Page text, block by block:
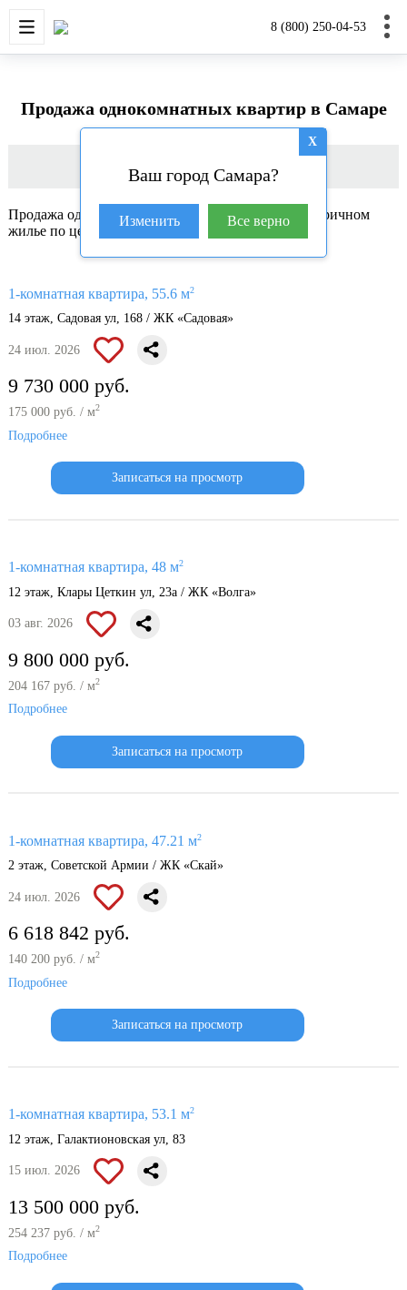
8 (800) 250-04-53
НОВОСТРОЙКИ ДОМА И
X
Ваш город Самара?
Изменить Все верно
Продажа однокомнатных квартир в Самаре
Фильтр
Продажа однокомнатных квартир в Самаре во вторичном
жилье по цене от 2 750 000 руб. до 13 600 000 руб.
1-комнатная квартира, 55.6 м2
14 этаж, Садовая ул, 168 / ЖК «Садовая»
24 июл. 2026
9 730 000 руб.
175 000 руб. / м2
Подробнее
Записаться на просмотр
1-комнатная квартира, 48 м2
12 этаж, Клары Цеткин ул, 23а / ЖК «Волга»
03 авг. 2026
9 800 000 руб.
204 167 руб. / м2
Подробнее
Записаться на просмотр
1-комнатная квартира, 47.21 м2
2 этаж, Советской Армии / ЖК «Скай»
24 июл. 2026
6 618 842 руб.
140 200 руб. / м2
Подробнее
Записаться на просмотр
1-комнатная квартира, 53.1 м2
12 этаж, Галактионовская ул, 83
15 июл. 2026
13 500 000 руб.
254 237 руб. / м2
Подробнее